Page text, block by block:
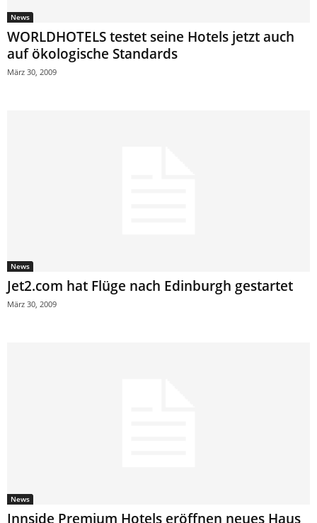
News
WORLDHOTELS testet seine Hotels jetzt auch
auf ökologische Standards
März 30, 2009
News
Jet2.com hat Flüge nach Edinburgh gestartet
März 30, 2009
News
Innside Premium Hotels eröffnen neues Haus